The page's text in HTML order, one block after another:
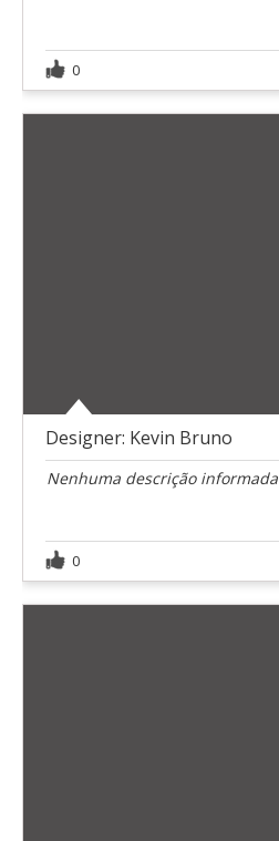
0
Designer: Kevin Bruno
Nenhuma descrição informada
0